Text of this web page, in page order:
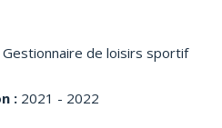
Gestionnaire de loisirs sportif
2021 - 2022